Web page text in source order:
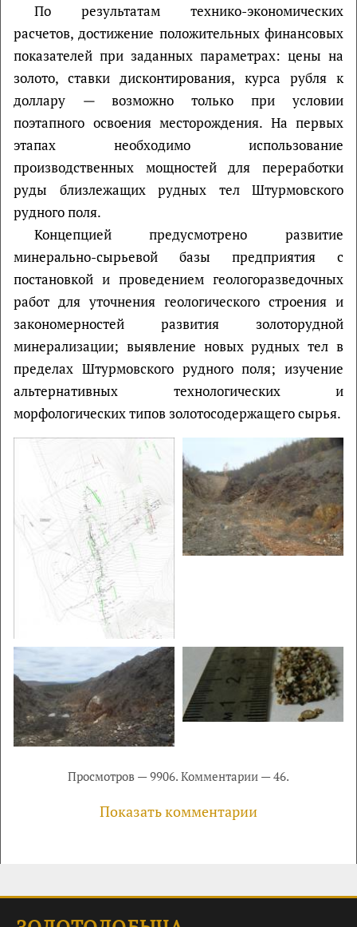
По результатам технико-экономических
расчетов, достижение положительных финансовых
показателей при заданных параметрах: цены на
золото, ставки дисконтирования, курса рубля к
доллару — возможно только при условии
поэтапного освоения месторождения. На первых
этапах необходимо использование
производственных мощностей для переработки
руды близлежащих рудных тел Штурмовского
рудного поля.
Концепцией предусмотрено развитие
минерально-сырьевой базы предприятия с
постановкой и проведением геологоразведочных
работ для уточнения геологического строения и
закономерностей развития золоторудной
минерализации; выявление новых рудных тел в
пределах Штурмовского рудного поля; изучение
альтернативных технологических и
морфологических типов золотосодержащего сырья.
Просмотров — 9906. Комментарии — 46.
Показать комментарии